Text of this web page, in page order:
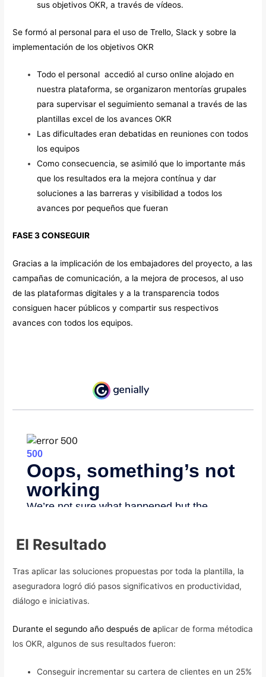
sus objetivos OKR, a través de vídeos.
Se formó al personal para el uso de Trello, Slack y sobre la
implementación de los objetivos OKR
Todo el personal accedió al curso online alojado en
nuestra plataforma, se organizaron mentorías grupales
para supervisar el seguimiento semanal a través de las
plantillas excel de los avances OKR
Las dificultades eran debatidas en reuniones con todos
los equipos
Como consecuencia, se asimiló que lo importante más
que los resultados era la mejora contínua y dar
soluciones a las barreras y visibilidad a todos los
avances por pequeños que fueran
FASE 3 CONSEGUIR
Gracias a la implicación de los embajadores del proyecto, a las
campañas de comunicación, a la mejora de procesos, al uso
de las plataformas digitales y a la transparencia todos
consiguen hacer públicos y compartir sus respectivos
avances con todos los equipos.
El Resultado
Tras aplicar las soluciones propuestas por toda la plantilla, la
aseguradora logró dió pasos significativos en productividad,
diálogo e iniciativas.
Durante el segundo año después de aplicar de forma métodica
los OKR, algunos de sus resultados fueron:
Conseguir incrementar su cartera de clientes en un 25%